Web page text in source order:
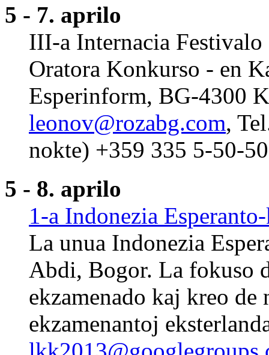
5 - 7. aprilo
III-a Internacia Festivalo
Oratora Konkurso - en
Esperinform, BG-4300
leonov@rozabg.com,
nokte) +359 335 5-50-
5 - 8. aprilo
1-a Indonezia
La unua Indonezia
Abdi, Bogor. La fokuso
ekzamenado kaj kreo
ekzamenantoj